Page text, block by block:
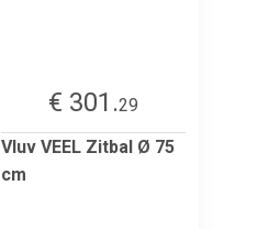
€ 301.29
Vluv VEEL Zitbal Ø 75
cm